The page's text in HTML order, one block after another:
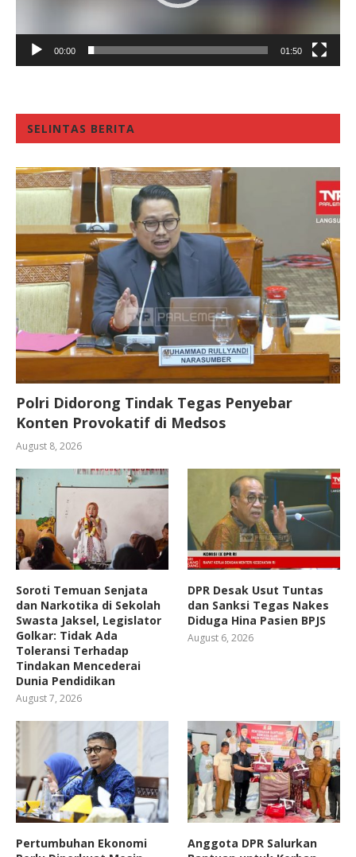
00:00 01:50
SELINTAS BERITA
Polri Didorong Tindak Tegas Penyebar
Konten Provokatif di Medsos
August 8, 2026
Soroti Temuan Senjata
dan Narkotika di Sekolah
Swasta Jaksel, Legislator
Golkar: Tidak Ada
Toleransi Terhadap
Tindakan Mencederai
Dunia Pendidikan
August 7, 2026
DPR Desak Usut Tuntas
dan Sanksi Tegas Nakes
Diduga Hina Pasien BPJS
August 6, 2026
Pertumbuhan Ekonomi
Anggota DPR Salurkan